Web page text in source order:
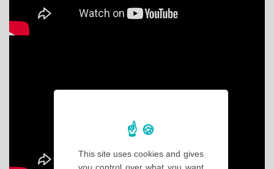
This site uses cookies and gives
you control over what you want